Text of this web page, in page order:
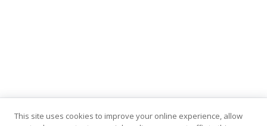
This site uses cookies to improve your online experience, allow